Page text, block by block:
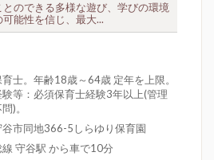
とのできる多様な遊び、学びの環境
能性を信じ、最大...
士。年齢18歳～64歳 定年を上限。
等：必須保育士経験3年以上(管理
)。
谷市同地366-5しらゆり保育園
守谷駅 から車で10分